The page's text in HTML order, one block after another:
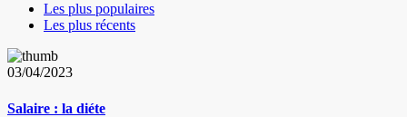
Les plus populaires
Les plus récents
03/04/2023
Salaire : la diéte